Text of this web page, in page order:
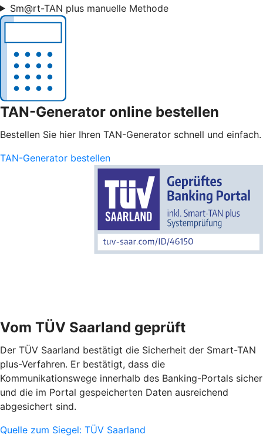
Sm@rt-TAN plus manuelle Methode
TAN-Generator online bestellen
Bestellen Sie hier Ihren TAN-Generator schnell und einfach.
TAN-Generator bestellen
Vom TÜV Saarland geprüft
Der TÜV Saarland bestätigt die Sicherheit der Smart-TAN
plus-Verfahren. Er bestätigt, dass die
Kommunikationswege innerhalb des Banking-Portals sicher
und die im Portal gespeicherten Daten ausreichend
abgesichert sind.
Quelle zum Siegel: TÜV Saarland